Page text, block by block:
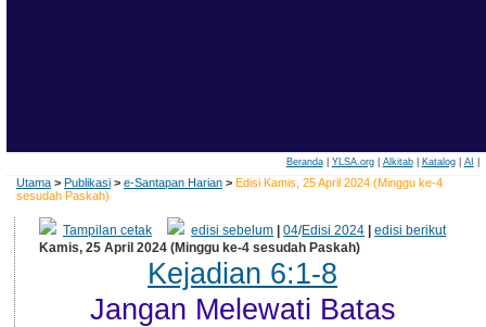
Beranda| YLSA.org| Alkitab| Katalog| AI
Utama > Publikasi > e-Santapan Harian > Edisi Kamis, 25 April 2024 (Minggu ke-4
sesudah Paskah)
Tampilan cetak edisi sebelum |04/Edisi 2024 |edisi berikut
Kamis, 25 April 2024 (Minggu ke-4 sesudah Paskah)
Kejadian 6:1-8
Jangan Melewati Batas